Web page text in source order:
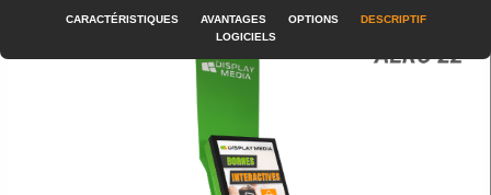
CARACTÉRISTIQUES AVANTAGES OPTIONS
DESCRIPTIF
LOGICIELS